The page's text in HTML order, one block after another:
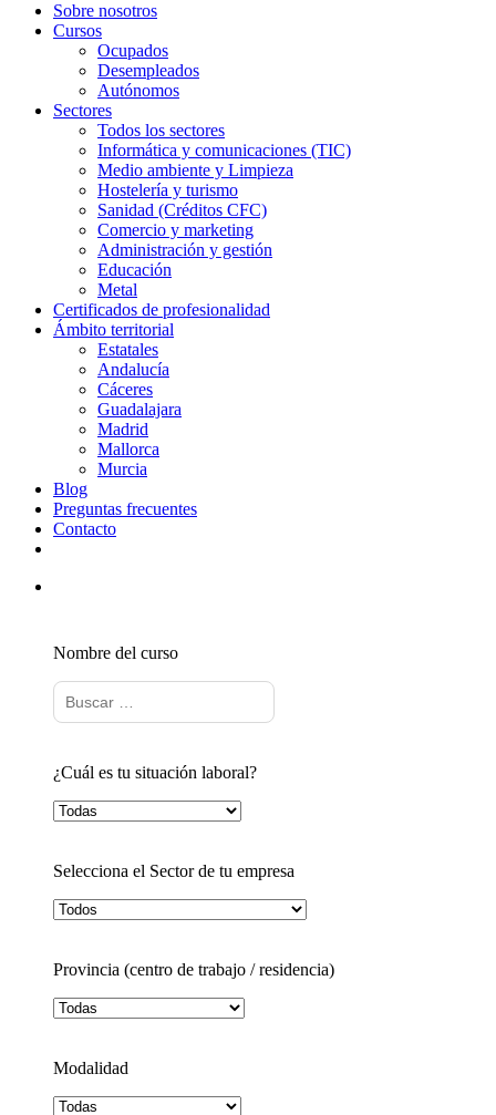
Sobre nosotros
Cursos
Ocupados
Desempleados
Autónomos
Sectores
Todos los sectores
Informática y comunicaciones (TIC)
Medio ambiente y Limpieza
Hostelería y turismo
Sanidad (Créditos CFC)
Comercio y marketing
Administración y gestión
Educación
Metal
Certificados de profesionalidad
Ámbito territorial
Estatales
Andalucía
Cáceres
Guadalajara
Madrid
Mallorca
Murcia
Blog
Preguntas frecuentes
Contacto
Nombre del curso
¿Cuál es tu situación laboral?
Selecciona el Sector de tu empresa
Provincia (centro de trabajo / residencia)
Modalidad